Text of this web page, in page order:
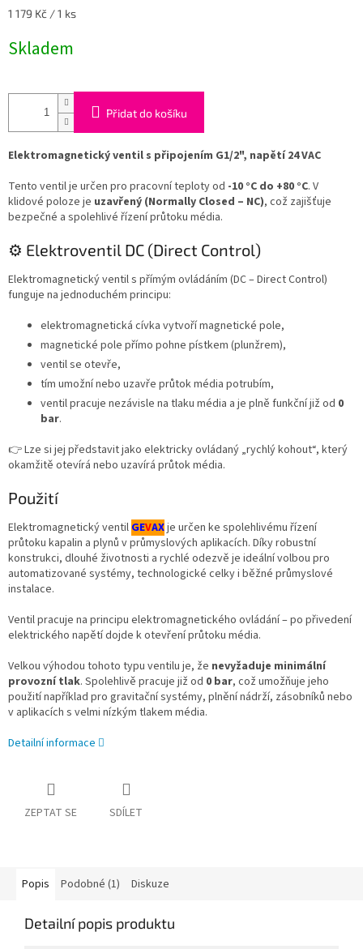
Měrná
1 179 Kč / 1 ks
Skladem
Přidat do košíku
Elektromagnetický ventil s připojením G1/2", napětí 24 VAC
Tento ventil je určen pro pracovní teploty od -10 °C do +80 °C. V
klidové poloze je uzavřený (Normally Closed – NC), což zajišťuje
bezpečné a spolehlivé řízení průtoku média.
⚙️ Elektroventil DC (Direct Control)
Elektromagnetický ventil s přímým ovládáním (DC – Direct Control)
funguje na jednoduchém principu:
elektromagnetická cívka vytvoří magnetické pole,
magnetické pole přímo pohne pístkem (plunžrem),
ventil se otevře,
tím umožní nebo uzavře průtok média potrubím,
ventil pracuje nezávisle na tlaku média a je plně funkční již od 0
bar.
👉 Lze si jej představit jako elektricky ovládaný „rychlý kohout“, který
okamžitě otevírá nebo uzavírá průtok média.
Použití
Elektromagnetický ventil GEVAXje určen ke spolehlivému řízení
průtoku kapalin a plynů v průmyslových aplikacích. Díky robustní
konstrukci, dlouhé životnosti a rychlé odezvě je ideální volbou pro
automatizované systémy, technologické celky i běžné průmyslové
instalace.
Ventil pracuje na principu elektromagnetického ovládání – po přivedení
elektrického napětí dojde k otevření průtoku média.
Velkou výhodou tohoto typu ventilu je, že nevyžaduje minimální
provozní tlak. Spolehlivě pracuje již od 0 bar, což umožňuje jeho
použití například pro gravitační systémy, plnění nádrží, zásobníků nebo
v aplikacích s velmi nízkým tlakem média.
Detailní informace
ZEPTAT SE SDÍLET
Popis Podobné (1) Diskuze
Detailní popis produktu